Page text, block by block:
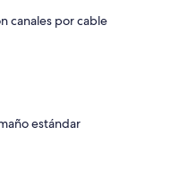
canales por cable
estándar